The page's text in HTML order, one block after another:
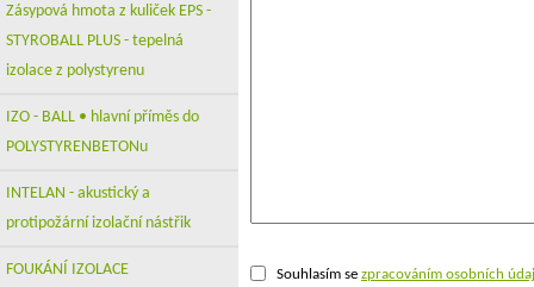
Souhlasím sezpracováním osobních
Zásypová hmota z kuliček EPS -
STYROBALL PLUS - tepelná
izolace z polystyrenu
IZO - BALL • hlavní příměs do
POLYSTYRENBETONu
INTELAN - akustický a
protipožární izolační nástřik
FOUKÁNÍ IZOLACE